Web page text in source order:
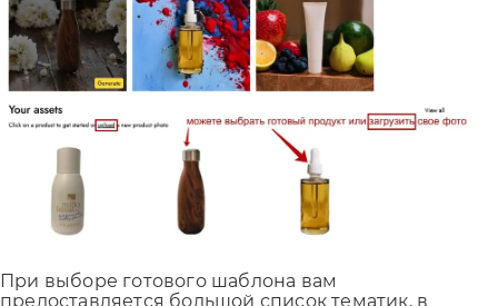
При выборе готового шаблона вам
предоставляется большой список тематик, в